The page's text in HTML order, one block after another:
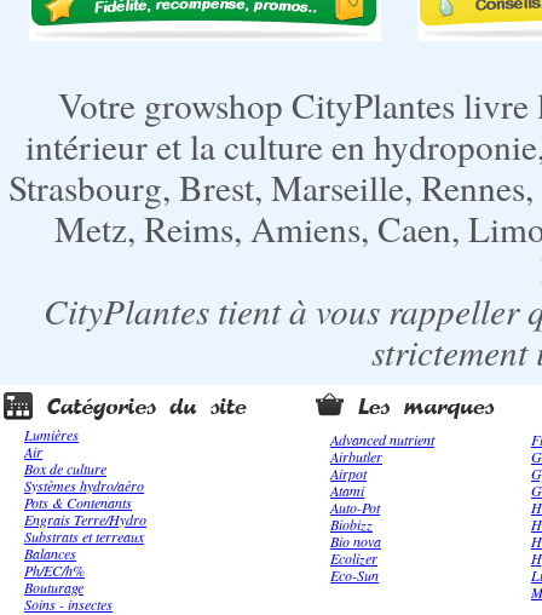
Votre growshop CityPlantes
intérieur et la culture en
Strasbourg, Brest, Marseille,
Metz, Reims, Amiens, Caen,
CityPlantes tient à vous rappeller
strictement
Lumières
Air
Box de culture
Systèmes hydro/aéro
Pots & Contenants
Engrais Terre/Hydro
Substrats et terreaux
Balances
Ph/EC/h%
Bouturage
Soins - insectes
Advanced nutrient
Airbutler
Airpot
Atami
Auto-Pot
Biobizz
Bio nova
Ecolizer
Eco-Sun